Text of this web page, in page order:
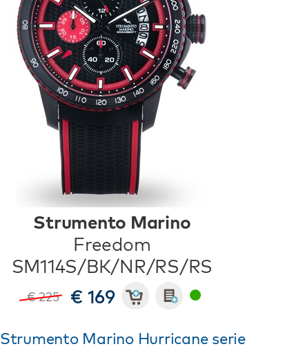
Strumento Marino
Freedom
SM114S/BK/NR/RS/RS
€ 225 € 169
Strumento Marino Hurricane serie